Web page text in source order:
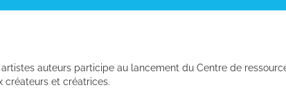
artistes auteurs participe au lancement du Centre de
créateurs et créatrices.